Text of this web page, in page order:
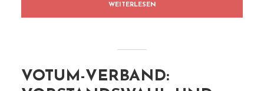
WEITERLESEN
VOTUM-VERBAND: